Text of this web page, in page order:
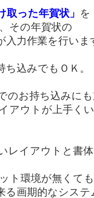
取った年賀状」 を
その年賀状の
入力作業を行いま
ち込みでもＯＫ。
のお持ち込みに
アウトが上手く
レイアウトと書
ト環境が無くても
る画期的なシステ